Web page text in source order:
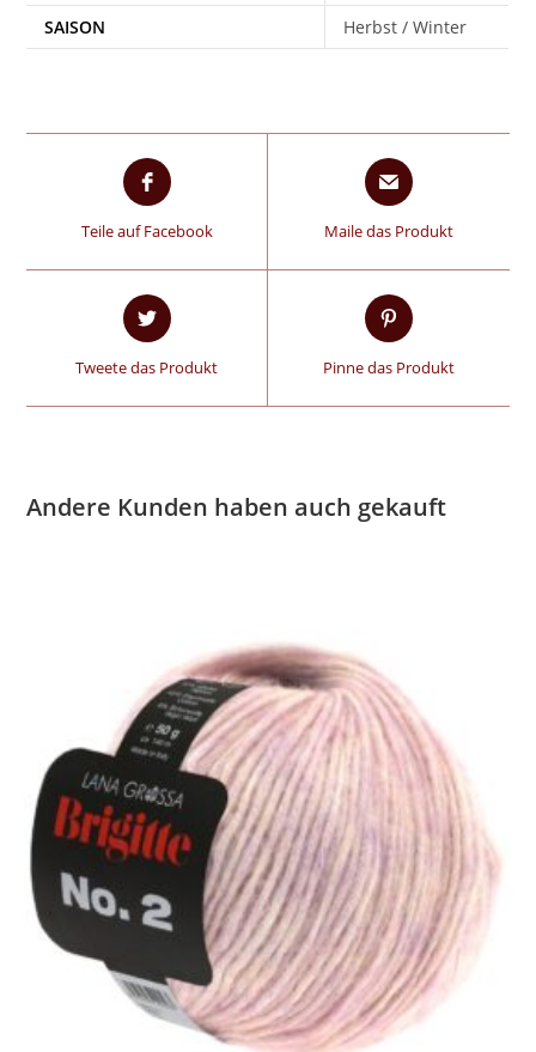
SAISON Herbst / Winter
Teile auf Facebook Maile das Produkt
Tweete das Produkt Pinne das Produkt
Andere Kunden haben auch gekauft